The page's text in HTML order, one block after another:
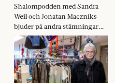
Shalompodden med Sandra
Weil och Jonatan Maczniks
bjuder på andra stämningar
och röster från Israel, än de
som vanligen hörs i det
polariserade klimatet efter
terrorattacken i oktober 2023.